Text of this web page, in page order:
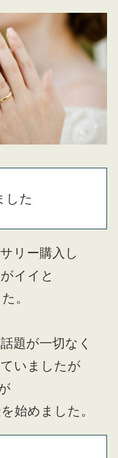
した
リー購入し
イイと
。
題が一切なく
いましたが
始めました。